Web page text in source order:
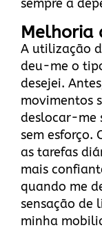
sempre a
Melhoria
A utilização
deu-me o
desejei.
movimentos
deslocar-me
sem esforço.
as tarefas
mais
quando me
sensação de
minha